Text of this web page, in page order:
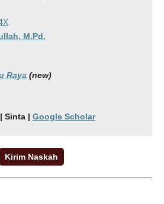
M.Pd.
Raya (new)
Sinta| Google Scholar
Kirim Naskah